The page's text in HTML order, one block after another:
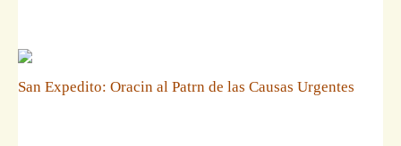
San Expedito: Oracin al Patrn de las Causas Urgentes